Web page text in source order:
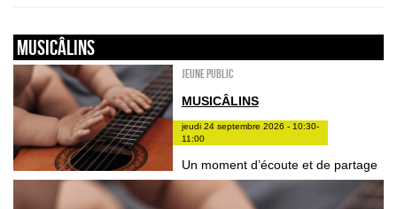
Musicâlins
Jeune public
MUSICÂLINS
jeudi 24 septembre 2026 - 10:30-
11:00
Un moment d’écoute et de partage